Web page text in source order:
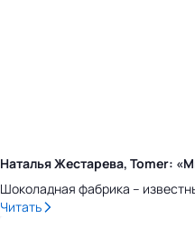
Наталья Жестарева, Tomer:
Шоколадная фабрика –
Читать